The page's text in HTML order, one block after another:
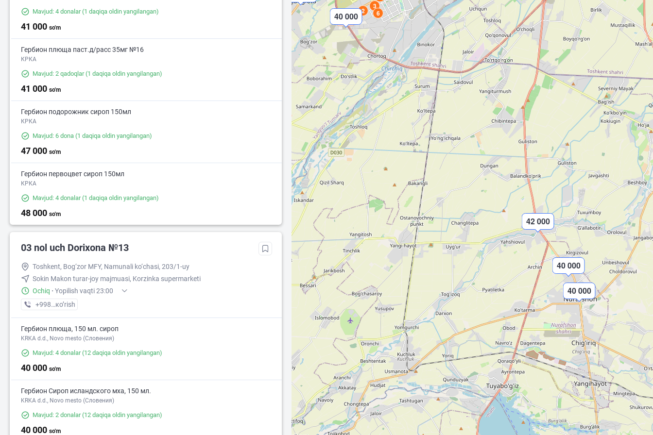
Mavjud: 4 donalar(1 daqiqa oldin yangilangan)
41 000 so'm
Гербион плюща паст.д/расс 35мг №16
КРКА
Mavjud: 2 qadoqlar(1 daqiqa oldin yangilangan)
41 000 so'm
Гербион подорожник сироп 150мл
КРКА
Mavjud: 6 dona (1 daqiqa oldin yangilangan)
47 000 so'm
Гербион первоцвет сироп 150мл
КРКА
Mavjud: 4 donalar(1 daqiqa oldin yangilangan)
48 000 so'm
03 nol uch Dorixona №13
Toshkent, Bog‘zor MFY, Namunali ko‘chasi, 203/1-uy
Sokin Makon turar-joy majmuasi, Korzinka supermarketi
Ochiq · Yopilish vaqti 23:00
+998 (77) XXX-XX-XX
кo’rish
Гербион плюща, 150 мл. сироп
KRKA d.d., Novo mesto (Словения)
Mavjud: 4 donalar(12 daqiqa oldin yangilangan)
40 000 so'm
Гербион Сироп исландского мха, 150 мл.
KRKA d.d., Novo mesto (Словения)
Mavjud: 2 donalar(12 daqiqa oldin yangilangan)
40 000 so'm
2
2
42 000
40 000
40 000
40 000 2
3
6